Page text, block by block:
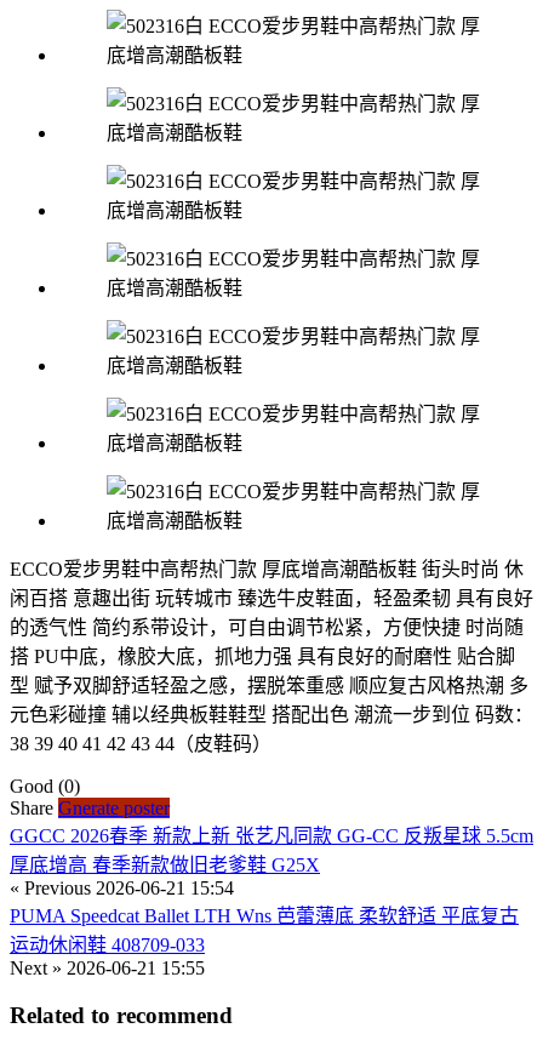
ECCO爱步男鞋中高帮热门款 厚底增高潮酷板鞋 街头时尚 休
闲百搭 意趣出街 玩转城市 臻选牛皮鞋面，轻盈柔韧 具有良好
的透气性 简约系带设计，可自由调节松紧，方便快捷 时尚随
搭 PU中底，橡胶大底，抓地力强 具有良好的耐磨性 贴合脚
型 赋予双脚舒适轻盈之感，摆脱笨重感 顺应复古风格热潮 多
元色彩碰撞 辅以经典板鞋鞋型 搭配出色 潮流一步到位 码数：
38 39 40 41 42 43 44（皮鞋码）
Good (0)
Share Gnerate poster
GGCC 2026春季 新款上新 张艺凡同款 GG-CC 反叛星球 5.5cm
厚底增高 春季新款做旧老爹鞋 G25X
« Previous 2026-06-21 15:54
PUMA Speedcat Ballet LTH Wns 芭蕾薄底 柔软舒适 平底复古
运动休闲鞋 408709-033
Next » 2026-06-21 15:55
Related to recommend